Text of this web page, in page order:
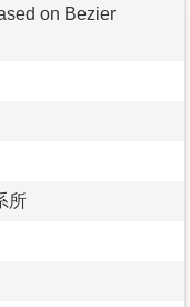
on Bezier
所